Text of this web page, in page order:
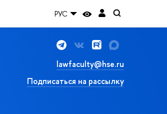
РУС
lawfaculty@hse.ru
Подписаться на рассылку